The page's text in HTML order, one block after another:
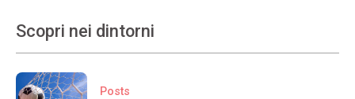
Scopri nei dintorni
Posts